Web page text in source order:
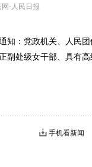
网-人民日报
：党政机关、人民团
副处级女干部、具有
手机看新闻